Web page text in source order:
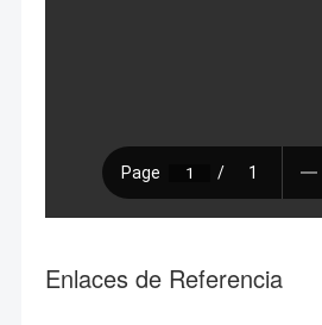
Enlaces de Referencia